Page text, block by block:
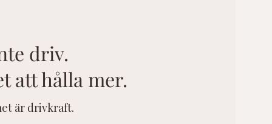
driv.
att hålla mer.​
är drivkraft.